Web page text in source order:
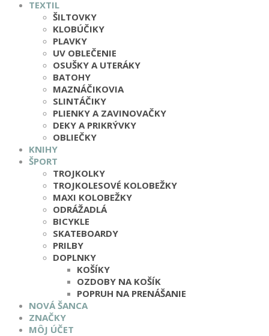
TEXTIL
ŠILTOVKY
KLOBÚČIKY
PLAVKY
UV OBLEČENIE
OSUŠKY A UTERÁKY
BATOHY
MAZNÁČIKOVIA
SLINTÁČIKY
PLIENKY A ZAVINOVAČKY
DEKY A PRIKRÝVKY
OBLIEČKY
KNIHY
ŠPORT
TROJKOLKY
TROJKOLESOVÉ KOLOBEŽKY
MAXI KOLOBEŽKY
ODRÁŽADLÁ
BICYKLE
SKATEBOARDY
PRILBY
DOPLNKY
KOŠÍKY
OZDOBY NA KOŠÍK
POPRUH NA PRENÁŠANIE
NOVÁ ŠANCA
ZNAČKY
MÔJ ÚČET